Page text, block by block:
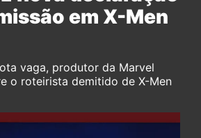
em X-Men
vaga, produtor da Marvel
o roteirista demitido de X-Men